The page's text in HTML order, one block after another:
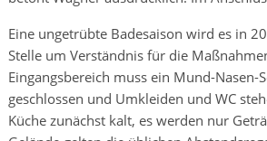
Eine ungetrübte Badesaison wird es in
Stelle um Verständnis für die
Eingangsbereich muss ein Mund-
geschlossen und Umkleiden und WC
Küche zunächst kalt, es werden nur